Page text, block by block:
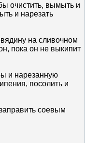
очистить, вымыть и
и нарезать
на сливочном
пока он не выкипит
и нарезанную
посолить и
соевым